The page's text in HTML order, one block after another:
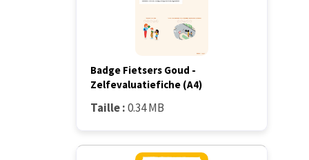
Badge Fietsers Goud -
Zelfevaluatiefiche (A4)
Taille :0.34 MB